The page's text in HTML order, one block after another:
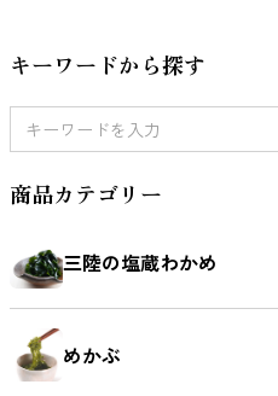
ほたて ふかひれ
お麩 複数素材
キーワードから探す
商品カテゴリー
三陸の塩蔵わかめ
めかぶ